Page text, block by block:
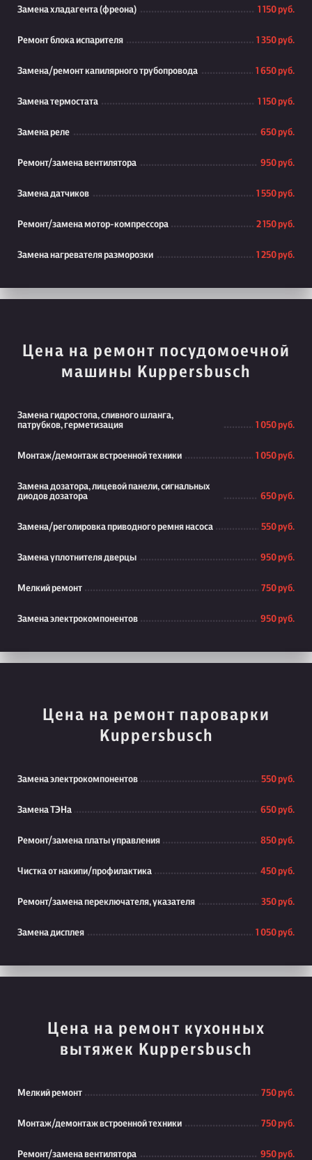
Замена хладагента (фреона) 1 150 руб.
Ремонт блока испарителя 1 350 руб.
Замена/ремонт капилярного трубопровода 1 650 руб.
Замена термостата 1 150 руб.
Замена реле 650 руб.
Ремонт/замена вентилятора 950 руб.
Замена датчиков 1 550 руб.
Ремонт/замена мотор-компрессора 2 150 руб.
Замена нагревателя разморозки 1 250 руб.
Цена на ремонт посудомоечной
машины Kuppersbusch
Замена гидростопа, сливного шланга,
патрубков, герметизация
1 050 руб.
Монтаж/демонтаж встроенной техники 1 050 руб.
Замена дозатора, лицевой панели, сигнальных
диодов дозатора
650 руб.
Замена/реголировка приводного ремня насоса 550 руб.
Замена уплотнителя дверцы 950 руб.
Мелкий ремонт 750 руб.
Замена электрокомпонентов 950 руб.
Цена на ремонт пароварки
Kuppersbusch
Замена электрокомпонентов 550 руб.
Замена ТЭНа 650 руб.
Ремонт/замена платы управления 850 руб.
Чистка от накипи/профилактика 450 руб.
Ремонт/замена переключателя, указателя 350 руб.
Замена дисплея 1 050 руб.
Цена на ремонт кухонных
вытяжек Kuppersbusch
Мелкий ремонт 750 руб.
Монтаж/демонтаж встроенной техники 750 руб.
Ремонт/замена вентилятора 950 руб.